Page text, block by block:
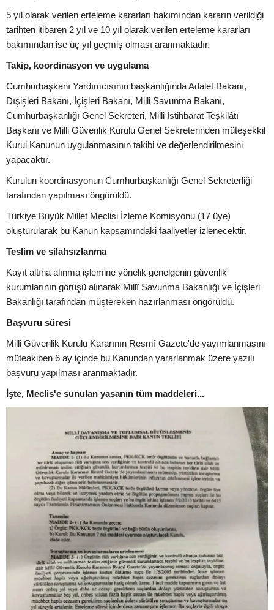
5 yıl olarak verilen erteleme kararları bakımından kararın verildiği
tarihten itibaren 2 yıl ve 10 yıl olarak verilen erteleme kararları
bakımından ise üç yıl geçmiş olması aranmaktadır.
Takip, koordinasyon ve uygulama
Cumhurbaşkanı Yardımcısının başkanlığında Adalet Bakanı,
Dışişleri Bakanı, İçişleri Bakanı, Milli Savunma Bakanı,
Cumhurbaşkanlığı Genel Sekreteri, Milli İstihbarat Teşkilâtı
Başkanı ve Milli Güvenlik Kurulu Genel Sekreterinden müteşekkil
Kurul Kanunun uygulanmasının takibi ve değerlendirilmesini
yapacaktır.
Kurulun koordinasyonun Cumhurbaşkanlığı Genel Sekreterliği
tarafından yapılması öngörüldü.
Türkiye Büyük Millet Meclisi İzleme Komisyonu (17 üye)
oluşturularak bu Kanun kapsamındaki faaliyetler izlenecektir.
Teslim ve silahsızlanma
Kayıt altına alınma işlemine yönelik genelgenin güvenlik
kurumlarının görüşü alınarak Millî Savunma Bakanlığı ve İçişleri
Bakanlığı tarafından müştereken hazırlanması öngörüldü.
Başvuru süresi
Milli Güvenlik Kurulu Kararının Resmî Gazete'de yayımlanmasını
müteakiben 6 ay içinde bu Kanundan yararlanmak üzere yazılı
başvuru yapılması aranmaktadır.
İşte, Meclis'e sunulan yasanın tüm maddeleri...